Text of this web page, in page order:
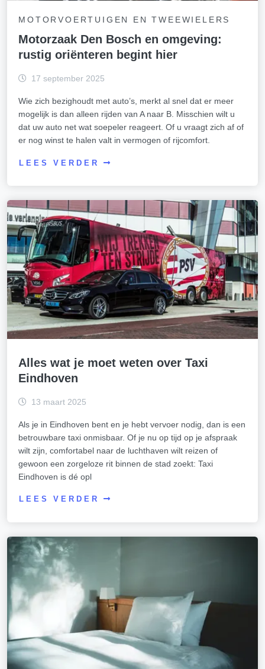
MOTORVOERTUIGEN EN TWEEWIELERS
Motorzaak Den Bosch en omgeving:
rustig oriënteren begint hier
17 september 2025
Wie zich bezighoudt met auto’s, merkt al snel dat er meer
mogelijk is dan alleen rijden van A naar B. Misschien wilt u
dat uw auto net wat soepeler reageert. Of u vraagt zich af of
er nog winst te halen valt in vermogen of rijcomfort.
LEES VERDER
Alles wat je moet weten over Taxi
Eindhoven
13 maart 2025
Als je in Eindhoven bent en je hebt vervoer nodig, dan is een
betrouwbare taxi onmisbaar. Of je nu op tijd op je afspraak
wilt zijn, comfortabel naar de luchthaven wilt reizen of
gewoon een zorgeloze rit binnen de stad zoekt: Taxi
Eindhoven is dé opl
LEES VERDER